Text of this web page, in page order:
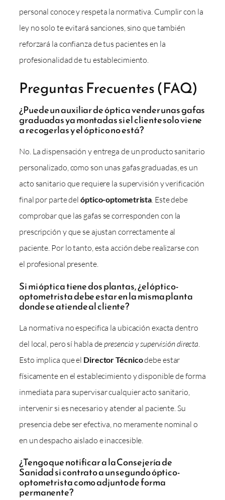
personal conoce y respeta la normativa. Cumplir con la
ley no solo te evitará sanciones, sino que también
reforzará la confianza de tus pacientes en la
profesionalidad de tu establecimiento.
Preguntas Frecuentes (FAQ)
¿Puede un auxiliar de óptica vender unas gafas
graduadas ya montadas si el cliente solo viene
a recogerlas y el óptico no está?
No. La dispensación y entrega de un producto sanitario
personalizado, como son unas gafas graduadas, es un
acto sanitario que requiere la supervisión y verificación
final por parte delóptico-optometrista. Este debe
comprobar que las gafas se corresponden con la
prescripción y que se ajustan correctamente al
paciente. Por lo tanto, esta acción debe realizarse con
el profesional presente.
Si mi óptica tiene dos plantas, ¿el óptico-
optometrista debe estar en la misma planta
donde se atiende al cliente?
La normativa no especifica la ubicación exacta dentro
del local, pero sí habla de presencia y supervisión directa
Esto implica que el Director Técnicodebe estar
físicamente en el establecimiento y disponible de forma
inmediata para supervisar cualquier acto sanitario,
intervenir si es necesario y atender al paciente. Su
presencia debe ser efectiva, no meramente nominal o
en un despacho aislado e inaccesible.
¿Tengo que notificar a la Consejería de
Sanidad si contrato a un segundo óptico-
optometrista como adjunto de forma
permanente?